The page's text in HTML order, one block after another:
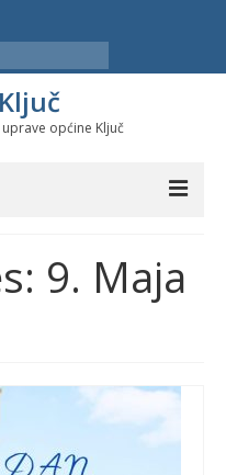
općine Ključ
u stambenom
9. Maja